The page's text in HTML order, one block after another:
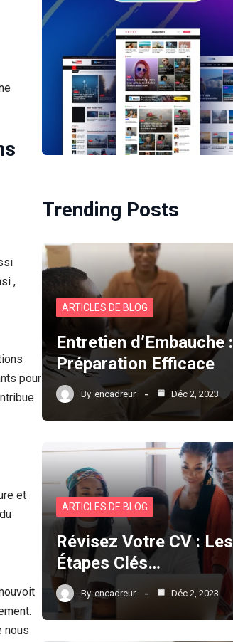
,
pour
et
nous
Trending Posts
ARTICLES DE BLOG
Entretien d’Embauche :
Préparation Efficace
By encadreur Déc 2, 2023
ARTICLES DE BLOG
Révisez Votre CV : Les
Étapes Clés…
By encadreur Déc 2, 2023